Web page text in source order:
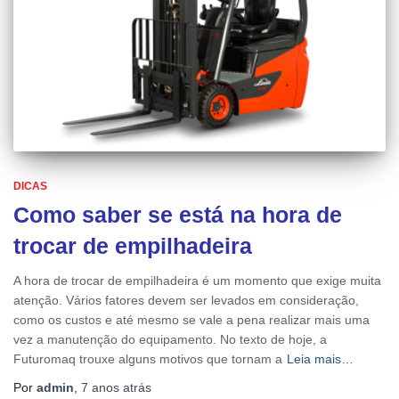
DICAS
Como saber se está na hora de
trocar de empilhadeira
A hora de trocar de empilhadeira é um momento que exige muita
atenção. Vários fatores devem ser levados em consideração,
como os custos e até mesmo se vale a pena realizar mais uma
vez a manutenção do equipamento. No texto de hoje, a
Futuromaq trouxe alguns motivos que tornam a Leia mais…
Por admin 7 anos atrás